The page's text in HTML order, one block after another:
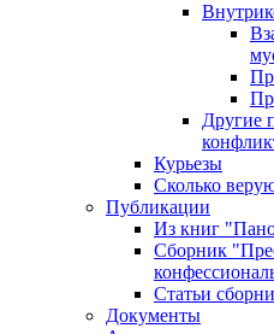
Другие
Курьезы
Сколько
Публикации
Из книг
Сборник
Статьи
Документы